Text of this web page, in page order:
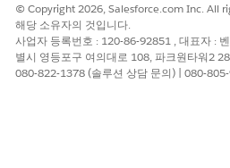
© Copyright 2026, Salesforce.com Inc. All
해당 소유자의 것입니다.
사업자 등록번호 : 120-86-92851 , 대표자 :
별시 영등포구 여의대로 108, 파크원타워2
080-822-1378 (솔루션 상담 문의) | 080-